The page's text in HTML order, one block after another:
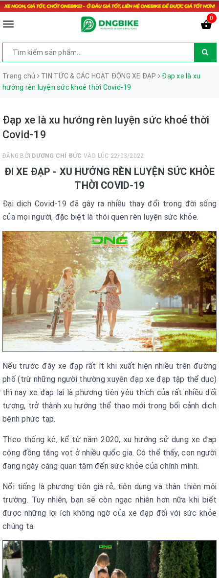
0
Trang chủ TIN TỨC & CÁC HOẠT ĐỘNG XE ĐẠP
Đạp xe là xu
hướng rèn luyện sức khoẻ thời Covid-19
Đạp xe là xu hướng rèn luyện sức khoẻ thời
Covid-19
ĐĂNG BỞI DƯƠNG CHÍ ĐỨC VÀO LÚC 22/03/2022
ĐI XE ĐẠP - XU HƯỚNG RÈN LUYỆN SỨC KHỎE
THỜI COVID-19
Đại dịch Covid-19 đã gây ra nhiều thay đổi trong đời sống
của mọi người, đặc biệt là thói quen rèn luyện sức khỏe.
Nếu trước đây xe đạp rất ít khi xuất hiện nhiều trên đường
phố (trừ những người thường xuyên đạp xe đạp tập thể dục)
thì nay xe đạp lại là phương tiện yêu thích của rất nhiều đối
tượng, trở thành xu hướng thể thao mới trong bối cảnh dịch
bệnh phức tạp.
Theo thống kê, kể từ năm 2020, xu hướng sử dụng xe đạp
cộng đồng tăng vọt ở nhiều quốc gia. Có thể thấy, con người
đang ngày càng quan tâm đến sức khỏe của chính mình.
Nổi tiếng là phương tiện giá rẻ, tiện dụng và thân thiện môi
trường. Tuy nhiên, bạn sẽ còn ngạc nhiên hơn nữa khi biết
được những lợi ích không ngờ của xe đạp đối với sức khỏe
chúng ta.